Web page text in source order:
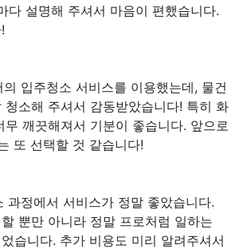
다 설명해 주셔서 마음이 편했습니다.
입주청소 서비스를 이용했는데, 물건
청소해 주셔서 감동받았습니다! 특히 화
무 깨끗해져서 기분이 좋습니다. 앞으로
또 선택할 것 같습니다!
과정에서 서비스가 정말 좋았습니다.
뿐만 아니라 정말 프로처럼 일하는
습니다. 추가 비용도 미리 알려주셔서